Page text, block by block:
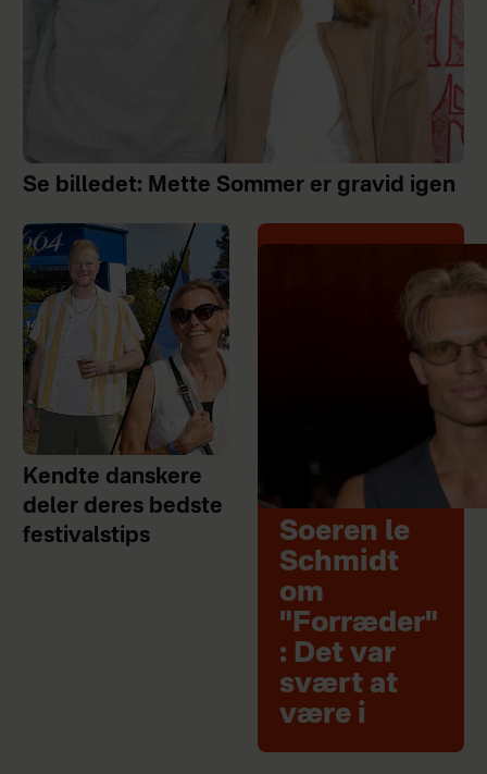
Se billedet: Mette Sommer er gravid igen
Kendte danskere
deler deres bedste
festivalstips
Soeren le
Schmidt
om
"Forræder"
: Det var
svært at
være i